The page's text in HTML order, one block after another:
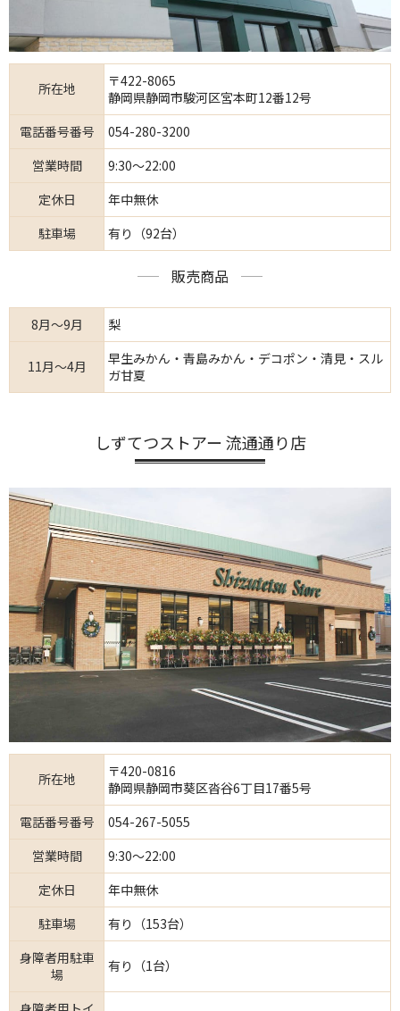
所在地
〒422-8065
静岡県静岡市駿河区宮本町12番12号
電話番号番号
054-280-3200
営業時間
9:30～22:00
定休日
年中無休
駐車場
有り（92台）
販売商品
8月～9月 梨
11月～4月
早生みかん・青島みかん・デコポン・清見・スル
ガ甘夏
しずてつストアー 流通通り店
所在地
〒420-0816
静岡県静岡市葵区沓谷6丁目17番5号
電話番号番号
054-267-5055
営業時間
9:30～22:00
定休日
年中無休
駐車場
有り（153台）
身障者用駐車
場
有り（1台）